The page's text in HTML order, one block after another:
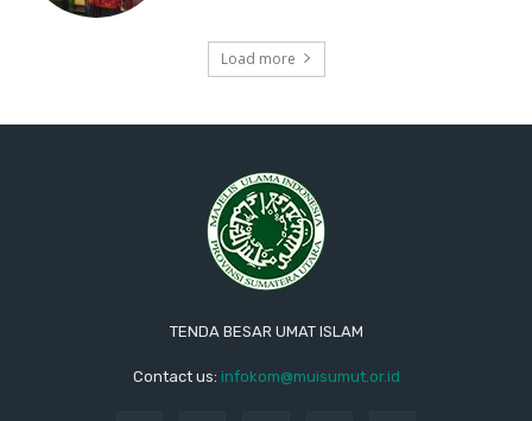
Load more
TENDA BESAR UMAT ISLAM
Contact us: infokom@muisumut.or.id